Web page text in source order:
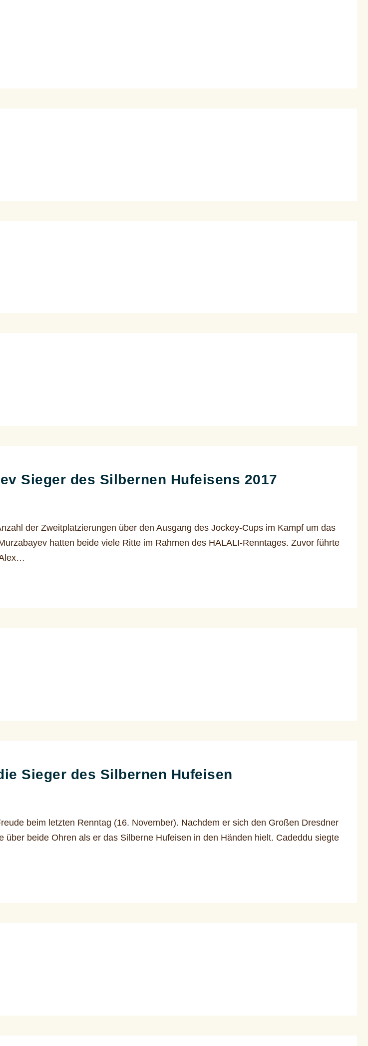
Sieger des Silbernen Hufeisens 2017
der Zweitplatzierungen über den Ausgang des Jockey-Cups im Kampf um das
hatten beide viele Ritte im Rahmen des HALALI-Renntages. Zuvor führte
Sieger des Silbernen Hufeisen
beim letzten Renntag (16. November). Nachdem er sich den Großen Dresdner
beide Ohren als er das Silberne Hufeisen in den Händen hielt. Cadeddu siegte